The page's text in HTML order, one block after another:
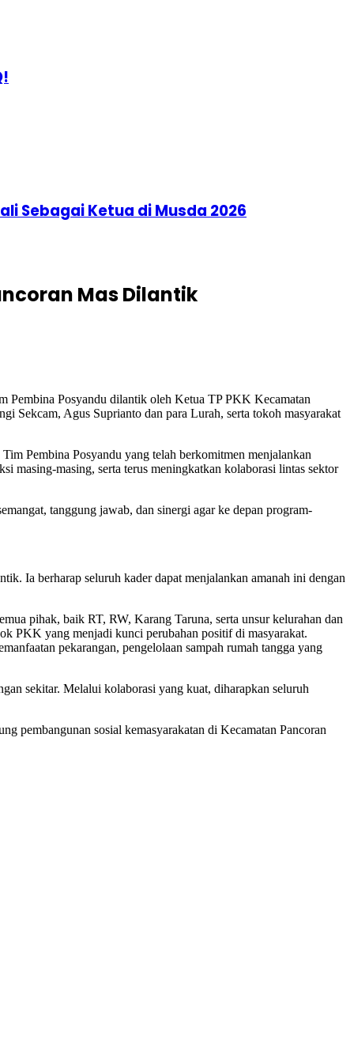
Sebagai Ketua di Musda 2026
Mas Dilantik
Pembina Posyandu dilantik oleh Ketua TP PKK Kecamatan
Sekcam, Agus Suprianto dan para Lurah, serta tokoh masyarakat
Pembina Posyandu yang telah berkomitmen menjalankan
masing-masing, serta terus meningkatkan kolaborasi lintas sektor
tanggung jawab, dan sinergi agar ke depan program-
Ia berharap seluruh kader dapat menjalankan amanah ini dengan
pihak, baik RT, RW, Karang Taruna, serta unsur kelurahan dan
PKK yang menjadi kunci perubahan positif di masyarakat.
pekarangan, pengelolaan sampah rumah tangga yang
sekitar. Melalui kolaborasi yang kuat, diharapkan seluruh
pembangunan sosial kemasyarakatan di Kecamatan Pancoran